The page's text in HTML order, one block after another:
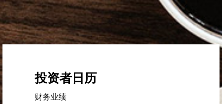
投资者日历
财务业绩